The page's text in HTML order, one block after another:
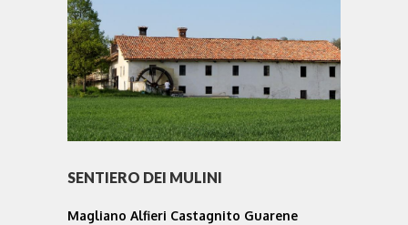
SENTIERO DEI MULINI
Magliano Alfieri Castagnito Guarene